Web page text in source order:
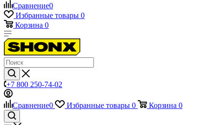
Сравнение0
Избранные товары 0
Корзина 0
+7 800 250-74-02
Сравнение0 Избранные товары 0 Корзина 0